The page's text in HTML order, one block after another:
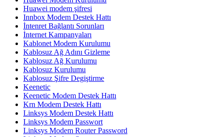
Huawei modem şifresi
Innbox Modem Destek Hattı
İntenret Bağlantı Sorunları
İnternet Kampanyaları
Kablonet Modem Kurulumu
Kablosuz Ağ Adını Gizleme
Kablosuz Ağ Kurulumu
Kablosuz Kurulumu
Kablosuz Şifre Degiştirme
Keenetic
Keenetic Modem Destek Hattı
Krn Modem Destek Hattı
Linksys Modem Destek Hattı
Linksys Modem Passwort
Linksys Modem Router Password